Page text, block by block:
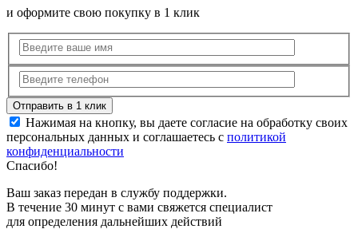
и оформите свою покупку в 1 клик
Нажимая на кнопку, вы даете согласие на обработку своих
персональных данных и соглашаетесь с политикой
конфиденциальности
Спасибо!
Ваш заказ передан в службу поддержки.
В течение 30 минут с вами свяжется специалист
для определения дальнейших действий